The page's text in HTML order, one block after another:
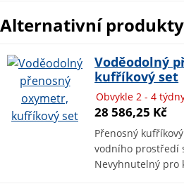
Alternativní
Voděodolný
kufříkový set
Obvykle 2 - 4
28 586,25 Kč
Přenosný
vodního prostředí
Nevyhnutelný